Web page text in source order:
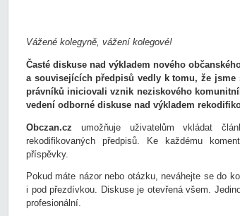
Vážené kolegyně, vážení kolegové!
Časté diskuse nad výkladem nového
a souvisejících předpisů vedly k tomu, že
právníků iniciovali vznik neziskového
vedení odborné diskuse nad výkladem
Obczan.cz umožňuje uživatelům vkládat
rekodifikovaných předpisů. Ke každému
příspěvky.
Pokud máte názor nebo otázku, neváhejte se do
i pod přezdívkou. Diskuse je otevřená všem.
profesionální.